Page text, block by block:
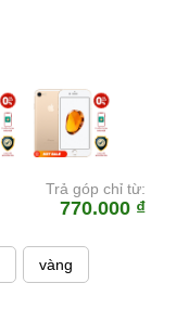
Trả góp chỉ từ:
770.000 ₫
vàng